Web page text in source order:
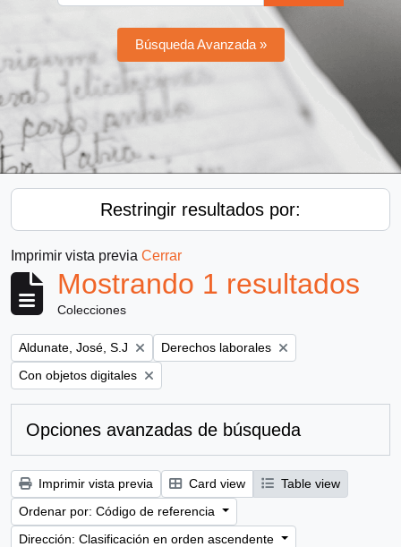
Búsqueda Avanzada »
Restringir resultados por:
Imprimir vista previa Cerrar
Mostrando 1 resultados
Colecciones
Remove filter:
Aldunate, José, S.J Remove filter:
Derechos laborales
Remove filter:
Con objetos digitales
Opciones avanzadas de búsqueda
Imprimir vista previa Card view
Table view
Ordenar por: Código de referencia
Dirección: Clasificación en orden ascendente